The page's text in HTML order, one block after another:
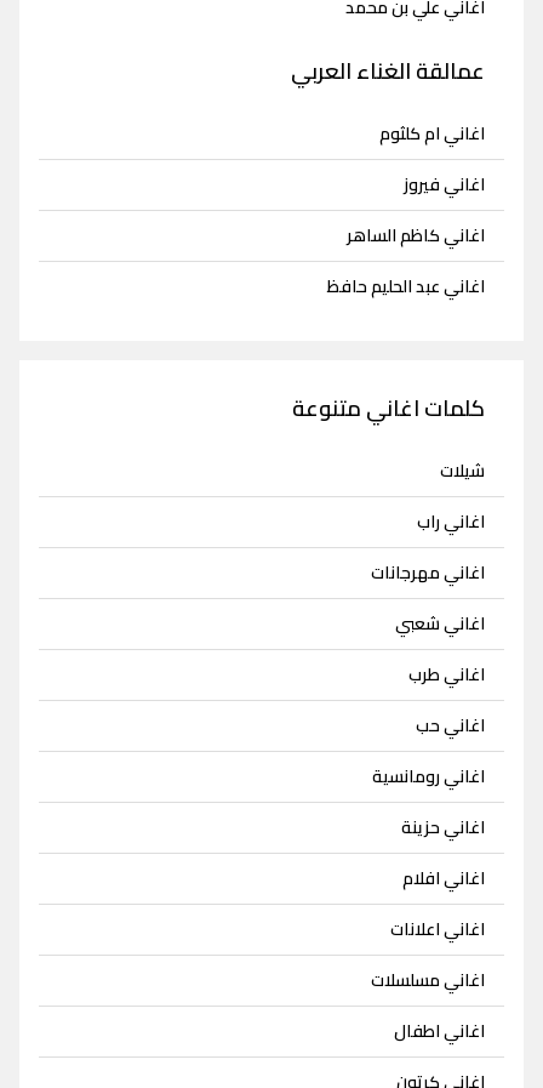
اغاني علي بن محمد
عمالقة الغناء العربي
اغاني ام كلثوم
اغاني فيروز
اغاني كاظم الساهر
اغاني عبد الحليم حافظ
كلمات اغاني متنوعة
شيلات
اغاني راب
اغاني مهرجانات
اغاني شعبي
اغاني طرب
اغاني حب
اغاني رومانسية
اغاني حزينة
اغاني افلام
اغاني اعلانات
اغاني مسلسلات
اغاني اطفال